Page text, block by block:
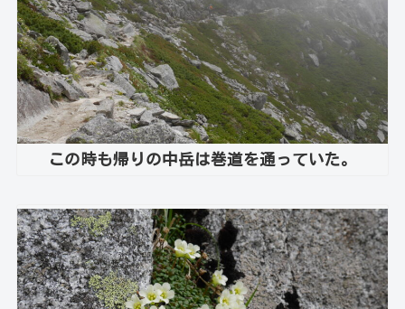
この時も帰りの中岳は巻道を通っていた。